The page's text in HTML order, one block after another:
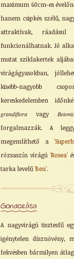
maximum 60cm-es
hanem csipkés szélű,
attraktívak,
funkcionálhatnak. Jó
mutat sziklakertek
virágágyasokban,
kisebb-nagyobb
kereskedelemben
grandiflora vagy
forgalmazzák. A
megemlíthető a
rózsaszín virágú'Rosea'
tarka levelű'Ben'.
Gondozása
A nagyvirágú tisztesfű
igénytelen dísznövény,
fekvésben bármilyen